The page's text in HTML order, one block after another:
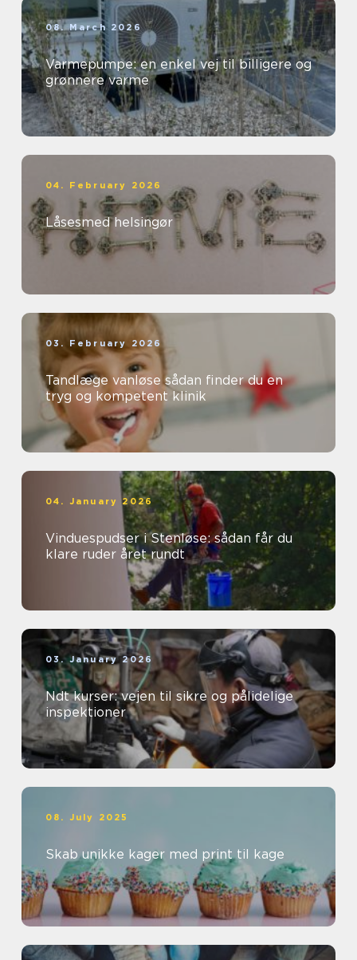
08. March 2026
Varmepumpe: en enkel vej til billigere og
grønnere varme
04. February 2026
Låsesmed helsingør
03. February 2026
Tandlæge vanløse sådan finder du en
tryg og kompetent klinik
04. January 2026
Vinduespudser i Stenløse: sådan får du
klare ruder året rundt
03. January 2026
Ndt kurser: vejen til sikre og pålidelige
inspektioner
08. July 2025
Skab unikke kager med print til kage